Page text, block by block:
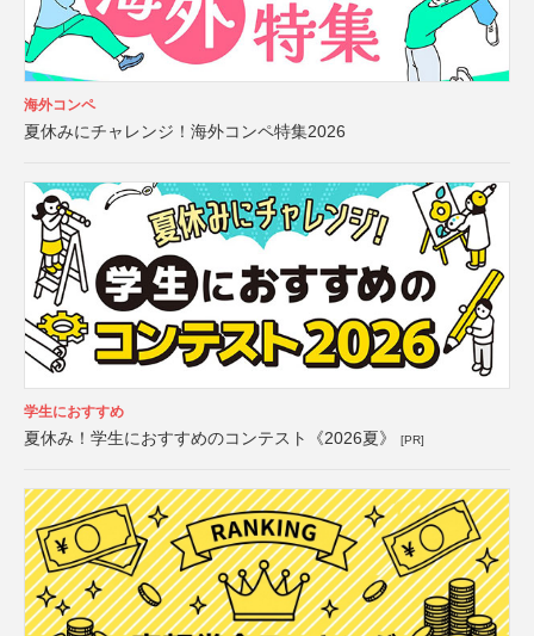
海外コンペ
夏休みにチャレンジ！海外コンペ特集2026
学生におすすめ
夏休み！学生におすすめのコンテスト《2026夏》 [PR]